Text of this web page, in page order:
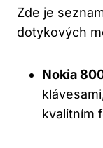
Zde je
dotykových
Nokia
kvalitním